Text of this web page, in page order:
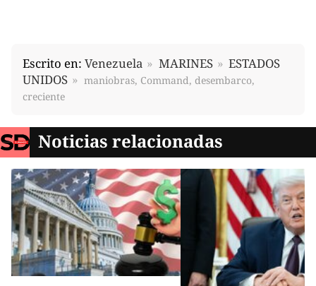
Escrito en: Venezuela MARINES
ESTADOS
UNIDOS
maniobras, Command, desembarco,
creciente
Noticias relacionadas